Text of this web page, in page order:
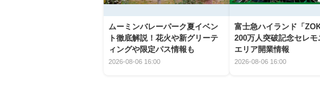
ムーミンバレーパーク夏イベン
ト徹底解説！花火や新グリーテ
ィングや限定パス情報も
2026-08-06 16:00
富士急ハイランド「
200万人突破記念セレモ
エリア開業情報
2026-08-06 16:00